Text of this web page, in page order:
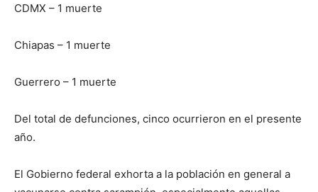
CDMX – 1 muerte
Chiapas – 1 muerte
Guerrero – 1 muerte
Del total de defunciones, cinco ocurrieron en el presente
año.
El Gobierno federal exhorta a la población en general a